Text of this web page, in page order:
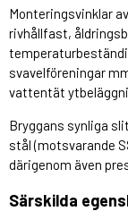
Monteringsvinklar
rivhållfast,
svavelföreningar
vattentät
Bryggans synliga
stål (motsvarande
därigenom även
Särskilda